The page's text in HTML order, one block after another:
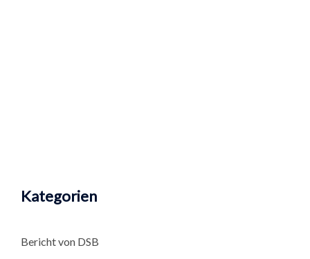
Kategorien
Bericht von DSB